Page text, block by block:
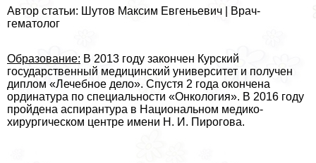
Автор статьи: Шутов Максим Евгеньевич | Врач-
гематолог
Образование: В 2013 году закончен Курский
государственный медицинский университет и получен
диплом «Лечебное дело». Спустя 2 года окончена
ординатура по специальности «Онкология». В 2016 году
пройдена аспирантура в Национальном медико-
хирургическом центре имени Н. И. Пирогова.